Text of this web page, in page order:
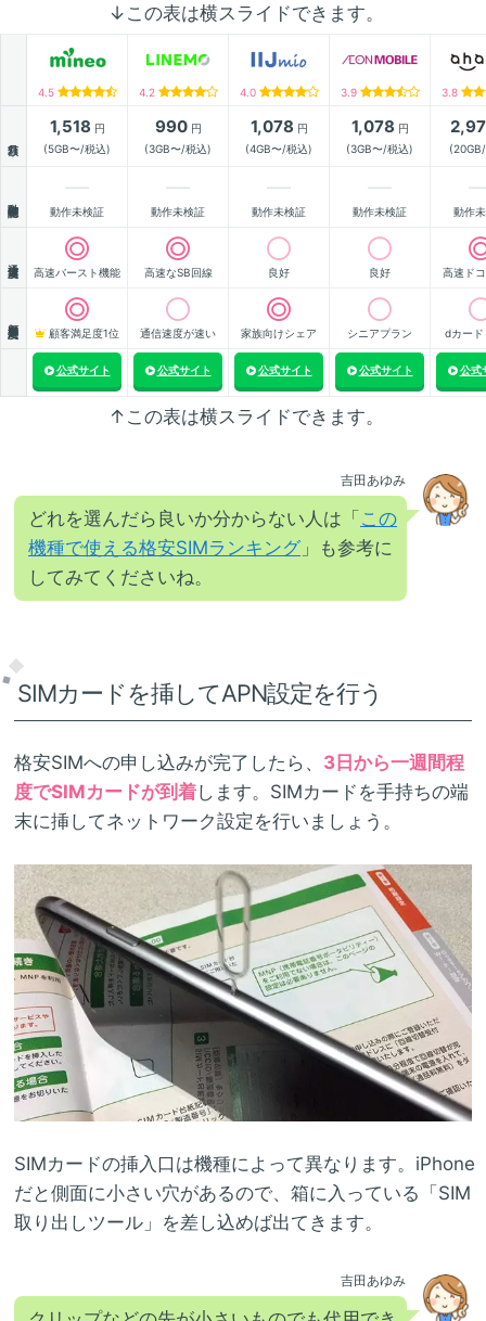
↓この表は横スライドできます。
4.5 4.2 4.0 3.9 3.8
1,518 円
(5GB〜/税込)
990円
(3GB〜/税込)
1,078 円
(4GB〜/税込)
1,078 円
(3GB〜/税込)
動作未検証 動作未検証 動作未検証 動作未検証 動作
高速バースト機能 高速なSB回線 良好 良好 高速ド
顧客満足度1位 通信速度が速い 家族向けシェア シニアプラン dカード
公式サイト 公式サイト 公式サイト 公式サイト 公式
↑この表は横スライドできます。
吉田あゆみ
どれを選んだら良いか分からない人は「この
機種で使える格安SIMランキング 」も参考に
してみてくださいね。
SIMカードを挿してAPN設定を行う
格安SIMへの申し込みが完了したら、 3日から一週間程
度でSIMカードが到着します。SIMカードを手持ちの端
末に挿してネットワーク設定を行いましょう。
SIMカードの挿入口は機種によって異なります。iPhone
だと側面に小さい穴があるので、箱に入っている「SIM
取り出しツール」を差し込めば出てきます。
吉田あゆみ